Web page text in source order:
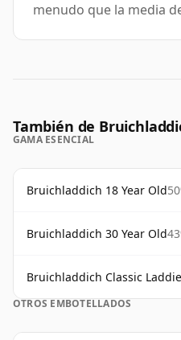
menudo que la media
También de
GAMA ESENCIAL
Bruichladdich 18 Year Old
Bruichladdich 30 Year Old
Bruichladdich Classic Laddie
OTROS EMBOTELLADOS